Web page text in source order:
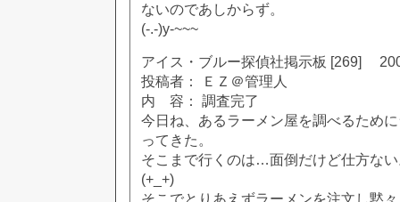
ないのであしからず。
(-.-)y-~~~
アイス・ブルー探偵社掲示板 [269]
投稿者： ＥＺ＠管理人
内 容： 調査完了
今日ね、あるラーメン屋を調べるため
ってきた。
そこまで行くのは…面倒だけど仕方な
(+_+)
そこでとりあえずラーメンを注文し黙